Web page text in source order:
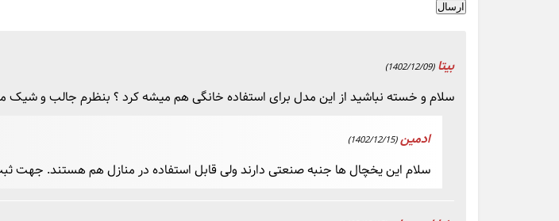
ارسال
بیتا (1402/12/09)
سلام و خسته نباشید از این مدل برای استفاده خانگی هم میشه کرد ؟ بنظرم جالب و شیک
ادمین (1402/12/15)
سلام این یخچال ها جنبه صنعتی دارند ولی قابل استفاده در منازل هم هستند.